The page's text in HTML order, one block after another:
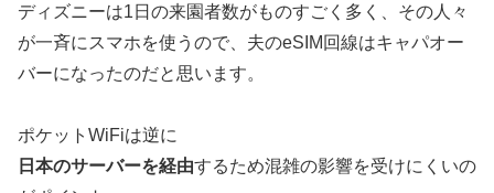
ディズニーは1日の来園者数がものすごく多く、その人々
が一斉にスマホを使うので、夫のeSIM回線はキャパオー
バーになったのだと思います。
ポケットWiFiは逆に
日本のサーバーを経由するため混雑の影響を受けにくいの